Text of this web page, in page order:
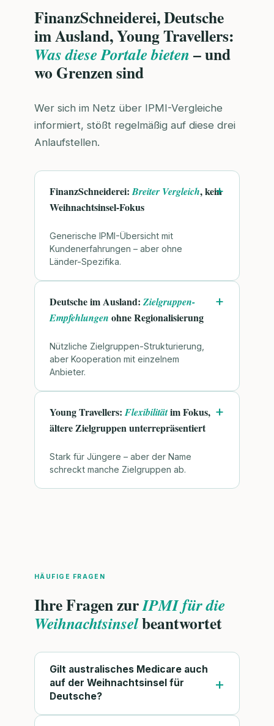
FinanzSchneiderei, Deutsche
im Ausland, Young Travellers:
Was diese Portale bieten– und
wo Grenzen sind
Wer sich im Netz über IPMI-Vergleiche
informiert, stößt regelmäßig auf diese drei
Anlaufstellen.
FinanzSchneiderei: Breiter Vergleich, kein
Weihnachtsinsel-Fokus
Generische IPMI-Übersicht mit
Kundenerfahrungen – aber ohne
Länder-Spezifika.
Deutsche im Ausland: Zielgruppen-
Empfehlungen ohne Regionalisierung
Nützliche Zielgruppen-Strukturierung,
aber Kooperation mit einzelnem
Anbieter.
Young Travellers: Flexibilitätim Fokus,
ältere Zielgruppen unterrepräsentiert
Stark für Jüngere – aber der Name
schreckt manche Zielgruppen ab.
HÄUFIGE FRAGEN
Ihre Fragen zurIPMI für die
Weihnachtsinselbeantwortet
Gilt australisches Medicare auch
auf der Weihnachtsinsel für
Deutsche?